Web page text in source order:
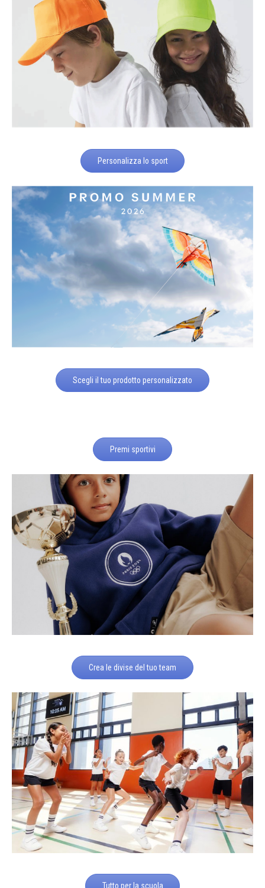
Personalizza lo sport
Scegli il tuo prodotto personalizzato
Premi sportivi
Crea le divise del tuo team
Tutto per la scuola